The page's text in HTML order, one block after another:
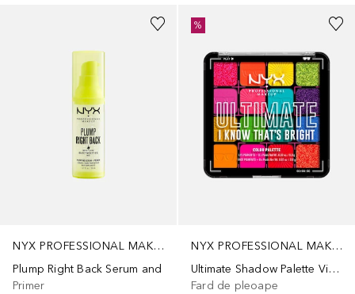
NYX PROFESSIONAL MAKEUP
Plump Right Back Serum and
Primer
NYX PROFESSIONAL MAKEUP
Ultimate Shadow Palette Vitange Jean Baby
Fard de pleoape
%